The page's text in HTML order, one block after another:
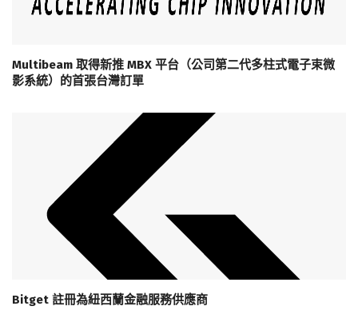
Multibeam 取得新推 MBX 平台（公司第二代多柱式電子束微
影系統）的首張台灣訂單
Bitget 註冊為紐西蘭金融服務供應商